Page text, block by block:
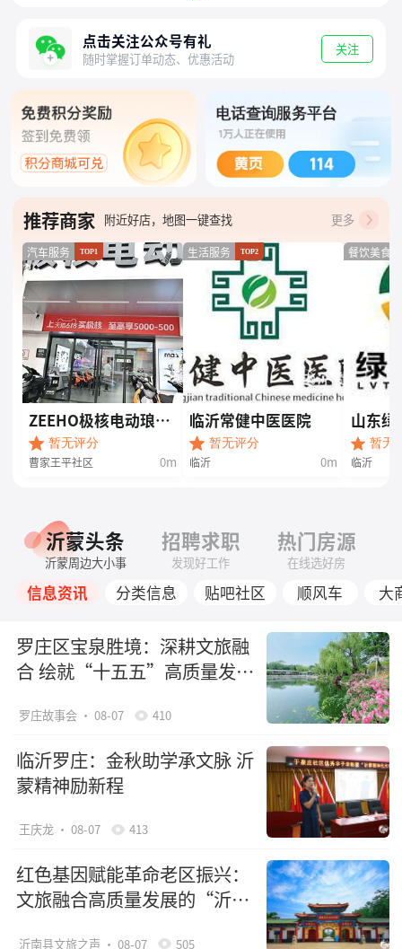
点击关注公众号有礼
随时掌握订单动态、优惠活动
关注
推荐商家 附近好店，地图一键查找
最新入驻，优惠最低6折起
更多
汽车服务 TOP1
ZEEHO极核电动琅琊
王路店
暂无评分
曹家王平社区 0m
生活服务 TOP2
临沂常健中医医院
暂无评分
临沂 0m
餐饮美食
山东绿
限公司
暂无
临沂
沂蒙头条
沂蒙周边大小事
招聘求职
发现好工作
热门房源
在线选好房
信息资讯 分类信息 贴吧社区 顺风车 大
罗庄区宝泉胜境：深耕文旅融
合 绘就“十五五”高质量发展
罗庄故事会 · 08-07 410
临沂罗庄：金秋助学承文脉 沂
蒙精神励新程
王庆龙 · 08-07 413
红色基因赋能革命老区振兴：
文旅融合高质量发展的“沂南
沂南县文旅之声 · 08-07 505